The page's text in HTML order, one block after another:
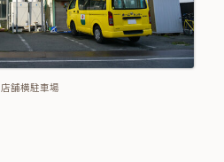
店舗横駐車場